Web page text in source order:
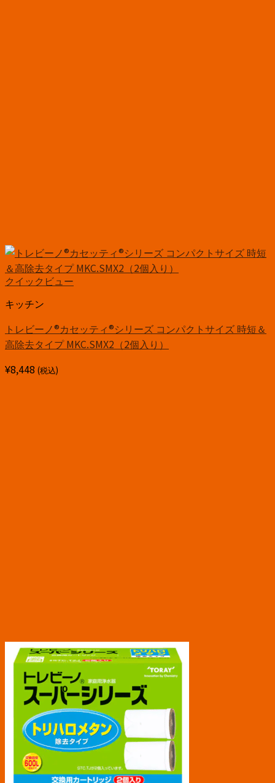
クイックビュー
キッチン
トレビーノ®カセッティ®シリーズ コンパクトサイズ 時短＆
高除去タイプ MKC.SMX2（2個入り）
¥8,448 (税込)